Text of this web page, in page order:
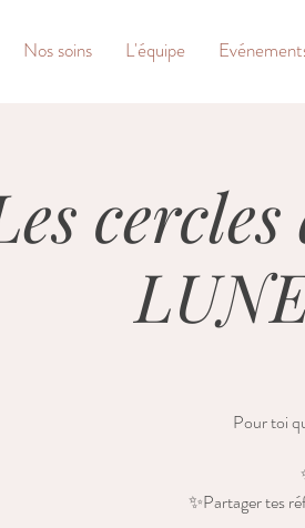
Nos soins L'équipe
Pour toi
✨Partager tes